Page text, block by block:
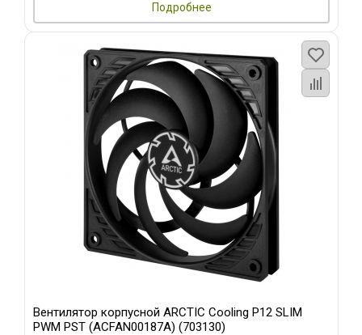
Подробнее
Вентилятор корпусной ARCTIC Cooling P12 SLIM
PWM PST (ACFAN00187A) (703130)